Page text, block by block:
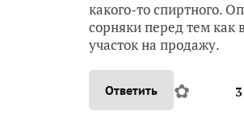
какого-то спиртного.
сорняки перед тем как
участок на продажу.
Ответить ✿ 3